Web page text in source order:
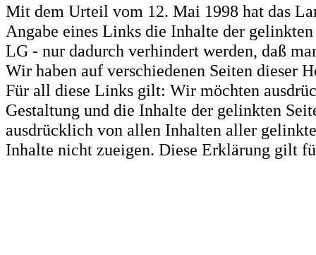
Mit dem Urteil vom 12. Mai 1998 hat das
Angabe eines Links die Inhalte der
LG - nur dadurch verhindert werden, daß
Wir haben auf verschiedenen Seiten dieser
Für all diese Links gilt: Wir möchten
Gestaltung und die Inhalte der gelinkten
ausdrücklich von allen Inhalten aller
Inhalte nicht zueigen. Diese Erklärung gilt